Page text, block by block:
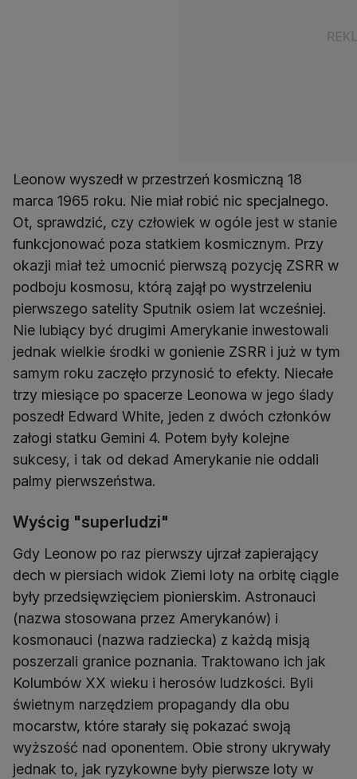
Leonow wyszedł w przestrzeń kosmiczną 18
marca 1965 roku. Nie miał robić nic specjalnego.
Ot, sprawdzić, czy człowiek w ogóle jest w stanie
funkcjonować poza statkiem kosmicznym. Przy
okazji miał też umocnić pierwszą pozycję ZSRR w
podboju kosmosu, którą zajął po wystrzeleniu
pierwszego satelity Sputnik osiem lat wcześniej.
Nie lubiący być drugimi Amerykanie inwestowali
jednak wielkie środki w gonienie ZSRR i już w tym
samym roku zaczęło przynosić to efekty. Niecałe
trzy miesiące po spacerze Leonowa w jego ślady
poszedł Edward White, jeden z dwóch członków
załogi statku Gemini 4. Potem były kolejne
sukcesy, i tak od dekad Amerykanie nie oddali
palmy pierwszeństwa.
Wyścig "superludzi"
Gdy Leonow po raz pierwszy ujrzał zapierający
dech w piersiach widok Ziemi loty na orbitę ciągle
były przedsięwzięciem pionierskim. Astronauci
(nazwa stosowana przez Amerykanów) i
kosmonauci (nazwa radziecka) z każdą misją
poszerzali granice poznania. Traktowano ich jak
Kolumbów XX wieku i herosów ludzkości. Byli
świetnym narzędziem propagandy dla obu
mocarstw, które starały się pokazać swoją
wyższość nad oponentem. Obie strony ukrywały
jednak to, jak ryzykowne były pierwsze loty w